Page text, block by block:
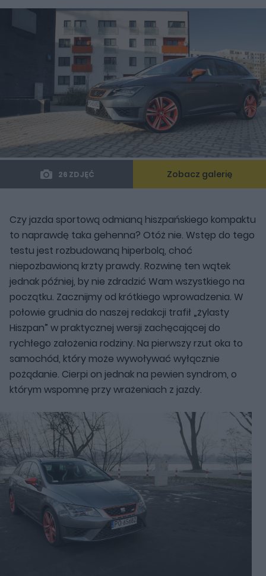
26 ZDJĘĆ Zobacz galerię
Czy jazda sportową odmianą hiszpańskiego kompaktu
to naprawdę taka gehenna? Otóż nie. Wstęp do tego
testu jest rozbudowaną hiperbolą, choć
niepozbawioną krzty prawdy. Rozwinę ten wątek
jednak później, by nie zdradzić Wam wszystkiego na
początku. Zacznijmy od krótkiego wprowadzenia. W
połowie grudnia do naszej redakcji trafił „żylasty
Hiszpan” w praktycznej wersji zachęcającej do
rychłego założenia rodziny. Na pierwszy rzut oka to
samochód, który może wywoływać wyłącznie
pożądanie. Cierpi on jednak na pewien syndrom, o
którym wspomnę przy wrażeniach z jazdy.